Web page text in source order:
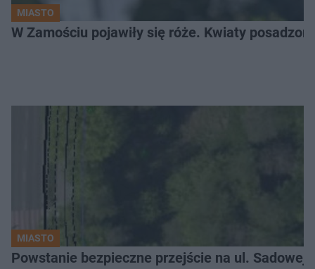
MIASTO
W Zamościu pojawiły się róże. Kwiaty
MIASTO